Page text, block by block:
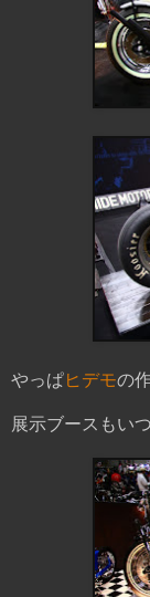
やっぱヒデモの
展示ブースもい